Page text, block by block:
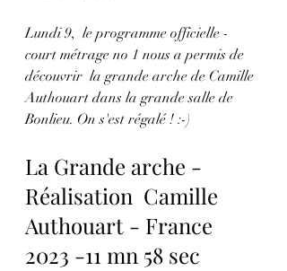
Lundi 9,  le programme officielle -
court métrage no 1 nous a permis de
découvrir  la grande arche de Camille
Authouart dans la grande salle de
Bonlieu. On s'est régalé ! :-)
La Grande arche -
Réalisation  Camille
Authouart - France
2023 -11 mn 58 sec